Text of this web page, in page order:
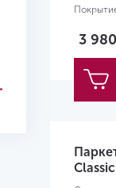
3 980